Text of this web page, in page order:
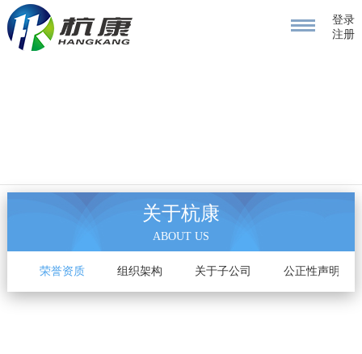
登录
注册
关于杭康
ABOUT US
荣誉资质 组织架构 关于子公司 公正性声明